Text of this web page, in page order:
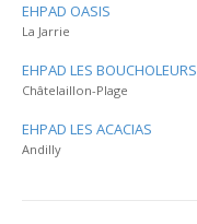
EHPAD OASIS
La Jarrie
EHPAD LES BOUCHOLEURS
Châtelaillon-Plage
EHPAD LES ACACIAS
Andilly